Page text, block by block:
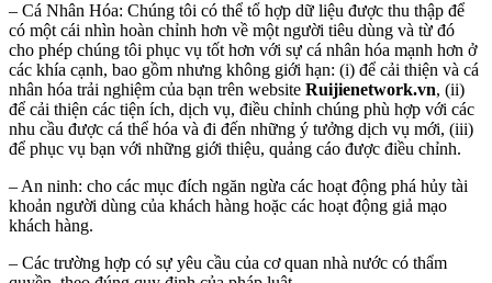
– Cá Nhân Hóa: Chúng tôi có thể tổ hợp dữ liệu được thu thập để
có một cái nhìn hoàn chỉnh hơn về một người tiêu dùng và từ đó
cho phép chúng tôi phục vụ tốt hơn với sự cá nhân hóa mạnh hơn ở
các khía cạnh, bao gồm nhưng không giới hạn: (i) để cải thiện và cá
nhân hóa trải nghiệm của bạn trên website Ruijienetwork.vn, (ii)
để cải thiện các tiện ích, dịch vụ, điều chỉnh chúng phù hợp với các
nhu cầu được cá thể hóa và đi đến những ý tưởng dịch vụ mới, (iii)
để phục vụ bạn với những giới thiệu, quảng cáo được điều chỉnh.
– An ninh: cho các mục đích ngăn ngừa các hoạt động phá hủy tài
khoản người dùng của khách hàng hoặc các hoạt động giả mạo
khách hàng.
– Các trường hợp có sự yêu cầu của cơ quan nhà nước có thẩm